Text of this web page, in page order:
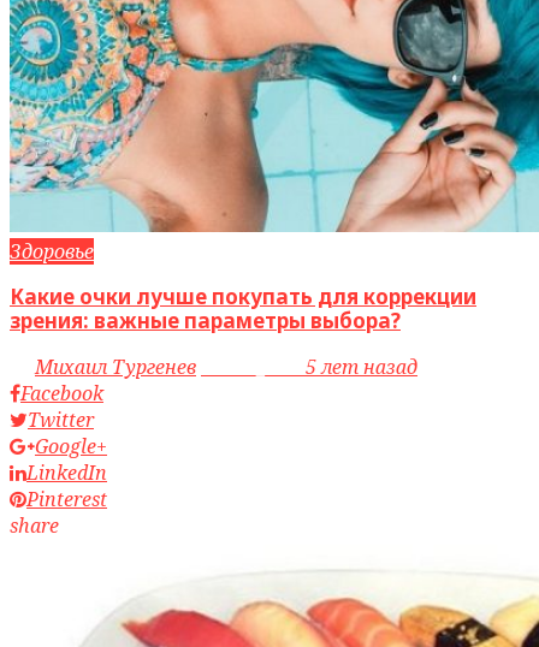
Здоровье
Какие очки лучше покупать для коррекции
зрения: важные параметры выбора?
byМихаил Тургенев
5 лет назад
Facebook
Twitter
Google+
LinkedIn
Pinterest
share